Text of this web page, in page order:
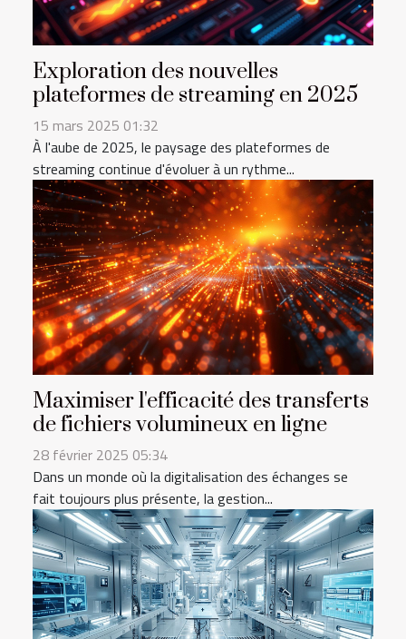
Exploration des nouvelles
plateformes de streaming en 2025
15 mars 2025 01:32
À l'aube de 2025, le paysage des plateformes de
streaming continue d'évoluer à un rythme...
Maximiser l'efficacité des transferts
de fichiers volumineux en ligne
28 février 2025 05:34
Dans un monde où la digitalisation des échanges se
fait toujours plus présente, la gestion...